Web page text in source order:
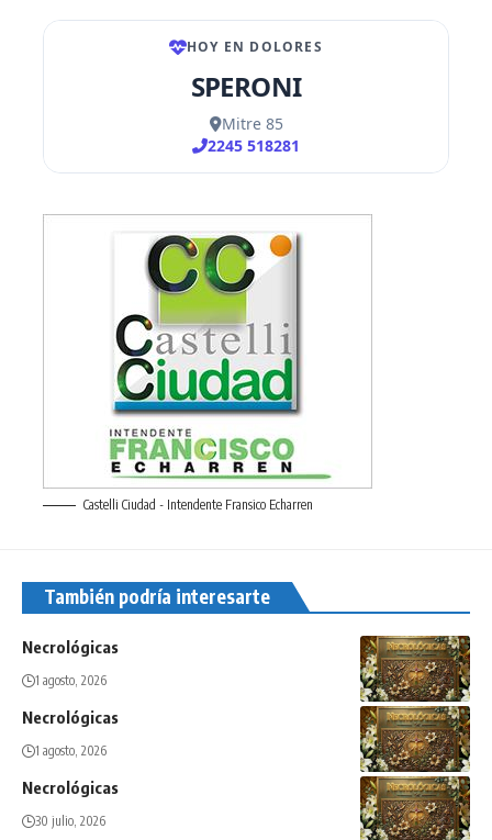
Castelli Ciudad - Intendente Fransico Echarren
También podría interesarte
Necrológicas
1 agosto, 2026
Necrológicas
1 agosto, 2026
Necrológicas
30 julio, 2026